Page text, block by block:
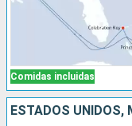
Comidas incluidas
ESTADOS UNIDOS,